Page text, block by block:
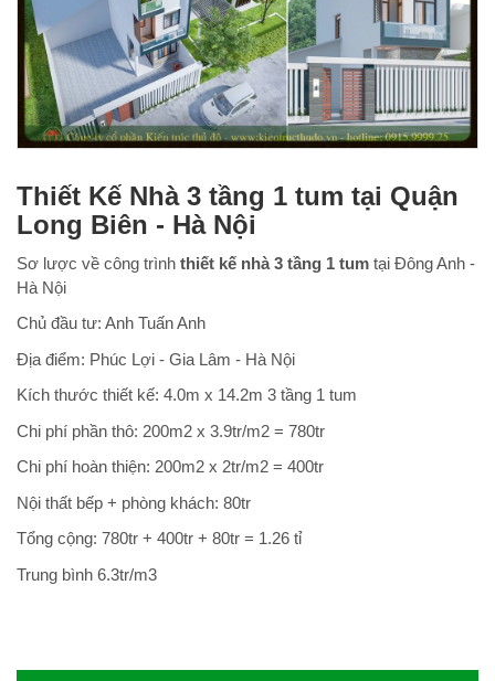
Thiết Kế Nhà 3 tầng 1 tum tại Quận
Long Biên - Hà Nội
Sơ lược về công trình thiết kế nhà 3 tầng 1 tum tại Đông Anh -
Hà Nội
Chủ đầu tư: Anh Tuấn Anh
Địa điểm: Phúc Lợi - Gia Lâm - Hà Nội
Kích thước thiết kế: 4.0m x 14.2m 3 tầng 1 tum
Chi phí phần thô: 200m2 x 3.9tr/m2 = 780tr
Chi phí hoàn thiện: 200m2 x 2tr/m2 = 400tr
Nội thất bếp + phòng khách: 80tr
Tổng cộng: 780tr + 400tr + 80tr = 1.26 tỉ
Trung bình 6.3tr/m3